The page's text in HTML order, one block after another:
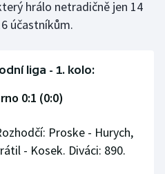
hrálo netradičně jen 14
účastníkům.
liga - 1. kolo:
0:1 (0:0)
Proske - Hurych,
- Kosek. Diváci: 890.